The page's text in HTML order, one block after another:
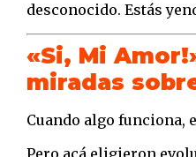
desconocido. Estás
«Si, Mi
miradas
Cuando algo funciona,